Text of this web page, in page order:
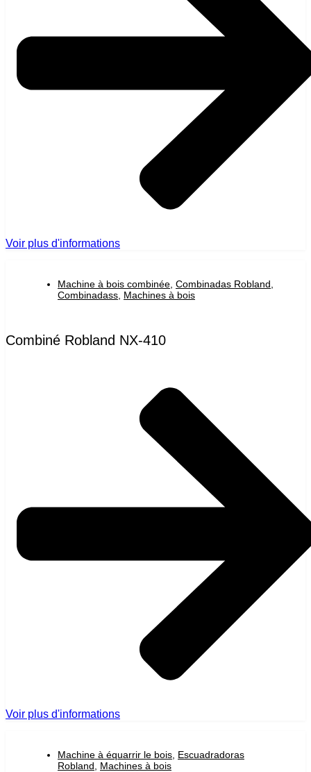
Voir plus d'informations
Machine à bois combinée Combinadas Robland
Combinadass Machines à bois
Combiné Robland NX-410
Voir plus d'informations
Machine à équarrir le bois Escuadradoras
Robland
Machines à bois